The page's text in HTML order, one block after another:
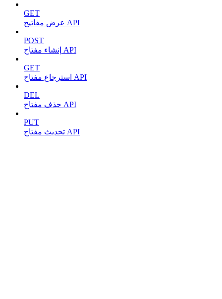
GET
عرض مفاتيح API
POST
إنشاء مفتاح API
GET
استرجاع مفتاح API
DEL
حذف مفتاح API
PUT
تحديث مفتاح API